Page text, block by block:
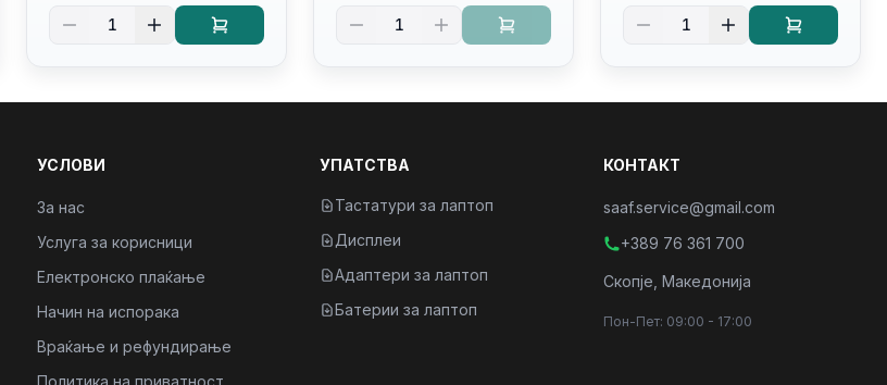
Kb/thunderbolt
1
4/RJ45/PC16250
1
4/RJ45/PC16250
1
УСЛОВИ
За нас
Услуга за корисници
Електронско плаќање
Начин на испорака
Враќање и рефундирање
Политика на приватност
УПАТСТВА
Тастатури за лаптоп
Дисплеи
Адаптери за лаптоп
Батерии за лаптоп
КОНТАКТ
saaf.service@gmail.com
+389 76 361 700
Скопје, Македонија
Пон-Пет: 09:00 - 17:00